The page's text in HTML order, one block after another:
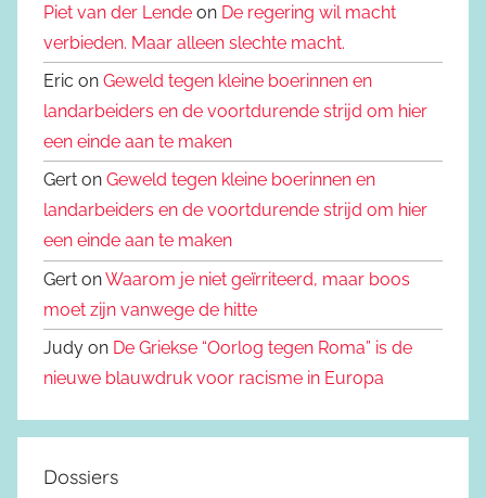
Piet van der Lende on De regering wil macht
verbieden. Maar alleen slechte macht.
Eric on Geweld tegen kleine boerinnen en
landarbeiders en de voortdurende strijd om hier
een einde aan te maken
Gert on Geweld tegen kleine boerinnen en
landarbeiders en de voortdurende strijd om hier
een einde aan te maken
Gert onWaarom je niet geïrriteerd, maar boos
moet zijn vanwege de hitte
Judy on De Griekse “Oorlog tegen Roma” is de
nieuwe blauwdruk voor racisme in Europa
Dossiers